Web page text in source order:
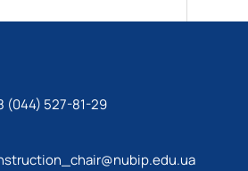
(044) 527-81-29